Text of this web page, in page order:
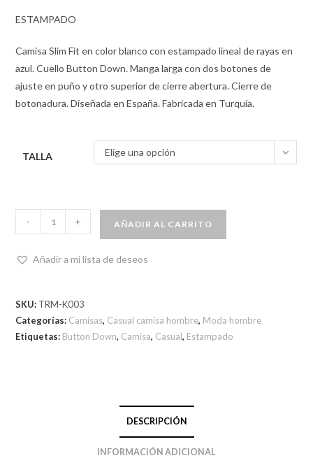
ESTAMPADO
Camisa Slim Fit en color blanco con estampado lineal de rayas en
azul. Cuello Button Down. Manga larga con dos botones de
ajuste en puño y otro superior de cierre abertura. Cierre de
botonadura. Diseñada en España. Fabricada en Turquía.
TALLA Elige una opción
- + AÑADIR AL CARRITO
Añadir a mi lista de deseos
SKU: TRM-K003
Categorías: Camisas, Casual camisa hombre, Moda hombre
Etiquetas: Button Down, Camisa, Casual, Estampado
DESCRIPCIÓN
INFORMACIÓN ADICIONAL